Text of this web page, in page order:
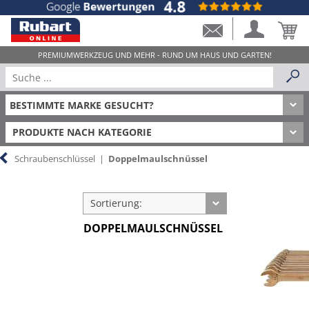
PRODUKTE NACH KATEGORIE
Schraubenschlüssel | Doppelmaulschnüssel
Sortierung:
DOPPELMAULSCHNÜSSEL